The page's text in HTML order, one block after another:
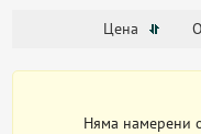
Цена
Няма намерени